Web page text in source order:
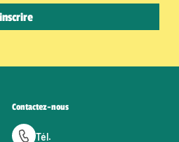
Contactez-nous
Tél.